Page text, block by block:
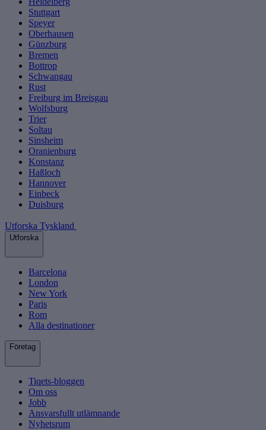
Stuttgart
Speyer
Oberhausen
Günzburg
Bremen
Bottrop
Schwangau
Rust
Freiburg im Breisgau
Wolfsburg
Trier
Soltau
Sinsheim
Oranienburg
Konstanz
Haßloch
Hannover
Einbeck
Duisburg
Utforska Tyskland
Utforska
Barcelona
London
New York
Paris
Rom
Alla destinationer
Företag
Tiqets-bloggen
Om oss
Jobb
Ansvarsfullt utlämnande
Nyhetsrum